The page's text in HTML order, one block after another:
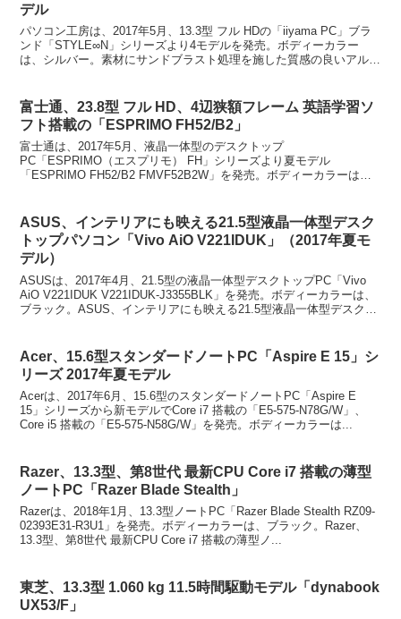
デル
パソコン工房は、2017年5月、13.3型 フル HDの「iiyama PC」ブラ
ンド「STYLE∞N」シリーズより4モデルを発売。ボディーカラー
は、シルバー。素材にサンドブラスト処理を施した質感の良いアルミ
富士通、23.8型 フル HD、4辺狭額フレーム 英語学習ソ
フト搭載の「ESPRIMO FH52/B2」
富士通は、2017年5月、液晶一体型のデスクトップ
PC「ESPRIMO（エスプリモ） FH」シリーズより夏モデル
「ESPRIMO FH52/B2 FMVF52B2W」を発売。ボディーカラーは、
ASUS、インテリアにも映える21.5型液晶一体型デスク
トップパソコン「Vivo AiO V221IDUK」（2017年夏モ
デル）
ASUSは、2017年4月、21.5型の液晶一体型デスクトップPC「Vivo
AiO V221IDUK V221IDUK-J3355BLK」を発売。ボディーカラーは、
ブラック。ASUS、インテリアにも映える21.5型液晶一体型デスクト
Acer、15.6型スタンダードノートPC「Aspire E 15」シ
リーズ 2017年夏モデル
Acerは、2017年6月、15.6型のスタンダードノートPC「Aspire E
15」シリーズから新モデルでCore i7 搭載の「E5-575-N78G/W」、
Core i5 搭載の「E5-575-N58G/W」を発売。ボディーカラーは...
Razer、13.3型、第8世代 最新CPU Core i7 搭載の薄型
ノートPC「Razer Blade Stealth」
Razerは、2018年1月、13.3型ノートPC「Razer Blade Stealth RZ09-
02393E31-R3U1」を発売。ボディーカラーは、ブラック。Razer、
13.3型、第8世代 最新CPU Core i7 搭載の薄型ノ...
東芝、13.3型 1.060 kg 11.5時間駆動モデル「dynabook
UX53/F」